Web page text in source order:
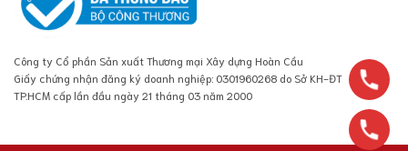
Công ty Cổ phần Sản xuất Thương mại Xây dựng Hoàn Cầu
Giấy chứng nhận đăng ký doanh nghiệp: 0301960268 do Sở KH-ĐT
TP.HCM cấp lần đầu ngày 21 tháng 03 năm 2000